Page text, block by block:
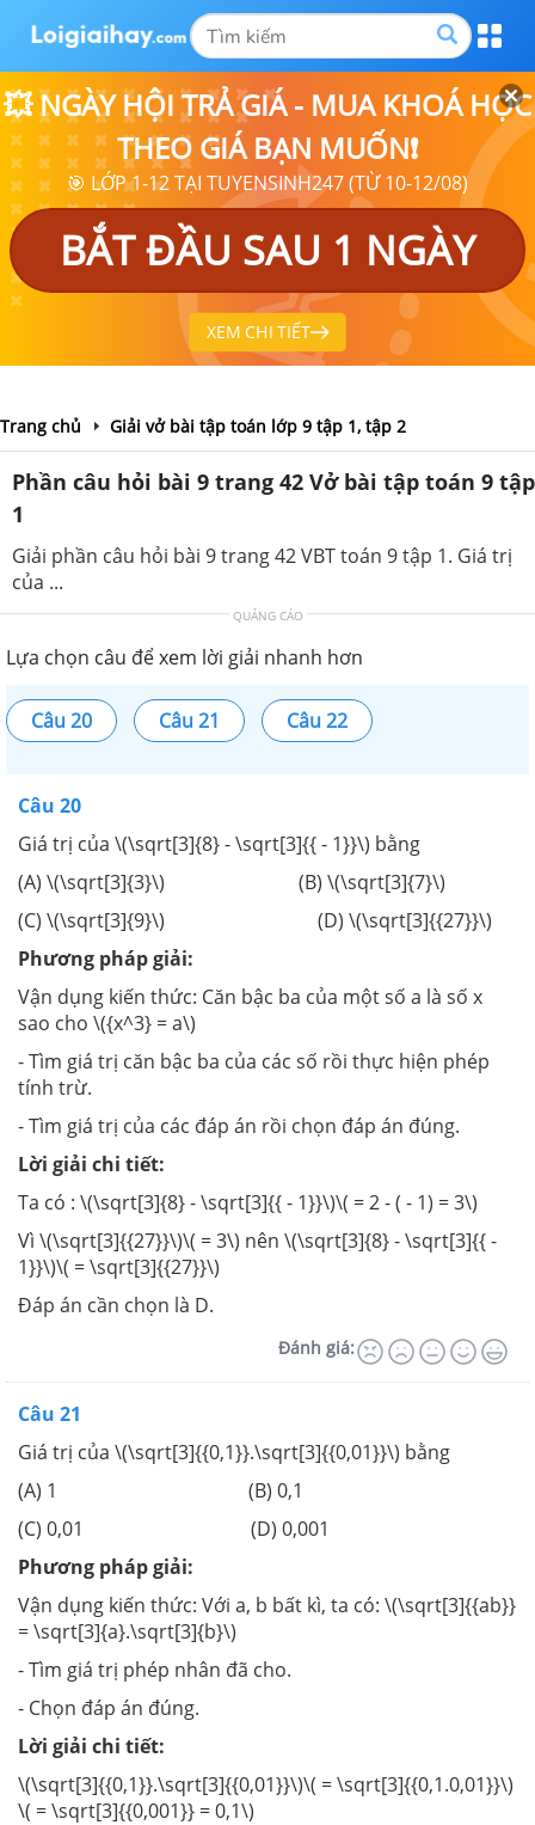
💥 NGÀY HỘI TRẢ GIÁ - MUA KHOÁ HỌC
THEO GIÁ BẠN MUỐN❗
🎯 LỚP 1-12 TẠI TUYENSINH247 (TỪ 10-12/08)
BẮT ĐẦU SAU 1 NGÀY
XEM CHI TIẾT
Trang chủ Giải vở bài tập toán lớp 9 tập 1, tập 2
Phần câu hỏi bài 9 trang 42 Vở bài tập toán 9 tập
1
Giải phần câu hỏi bài 9 trang 42 VBT toán 9 tập 1. Giá trị
của ...
QUẢNG CÁO
Lựa chọn câu để xem lời giải nhanh hơn
Câu 20 Câu 21 Câu 22
Câu 20
Giá trị của \(\sqrt[3]{8} - \sqrt[3]{{ - 1}}\) bằng
(A) \(\sqrt[3]{3}\) (B) \(\sqrt[3]{7}\)
(C) \(\sqrt[3]{9}\) (D) \(\sqrt[3]{{27}}\)
Phương pháp giải:
Vận dụng kiến thức: Căn bậc ba của một số a là số x
sao cho \({x^3} = a\)
- Tìm giá trị căn bậc ba của các số rồi thực hiện phép
tính trừ.
- Tìm giá trị của các đáp án rồi chọn đáp án đúng.
Lời giải chi tiết:
Ta có : \(\sqrt[3]{8} - \sqrt[3]{{ - 1}}\)\( = 2 - ( - 1) = 3\)
Vì \(\sqrt[3]{{27}}\)\( = 3\) nên \(\sqrt[3]{8} - \sqrt[3]{{ -
1}}\)\( = \sqrt[3]{{27}}\)
Đáp án cần chọn là D.
Đánh giá:
Câu 21
Giá trị của \(\sqrt[3]{{0,1}}.\sqrt[3]{{0,01}}\) bằng
(A) 1 (B) 0,1
(C) 0,01 (D) 0,001
Phương pháp giải:
Vận dụng kiến thức: Với a, b bất kì, ta có: \(\sqrt[3]{{ab}}
= \sqrt[3]{a}.\sqrt[3]{b}\)
- Tìm giá trị phép nhân đã cho.
- Chọn đáp án đúng.
Lời giải chi tiết:
\(\sqrt[3]{{0,1}}.\sqrt[3]{{0,01}}\)\( = \sqrt[3]{{0,1.0,01}}\)
\( = \sqrt[3]{{0,001}} = 0,1\)